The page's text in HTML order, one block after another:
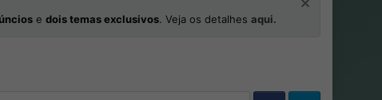
e dois temas exclusivos. Veja os detalhes aqui.